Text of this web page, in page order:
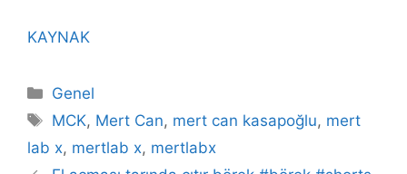
KAYNAK
Categories
Genel
Tags
MCK, Mert Can, mert can kasapoğlu, mert
lab x, mertlab x, mertlabx